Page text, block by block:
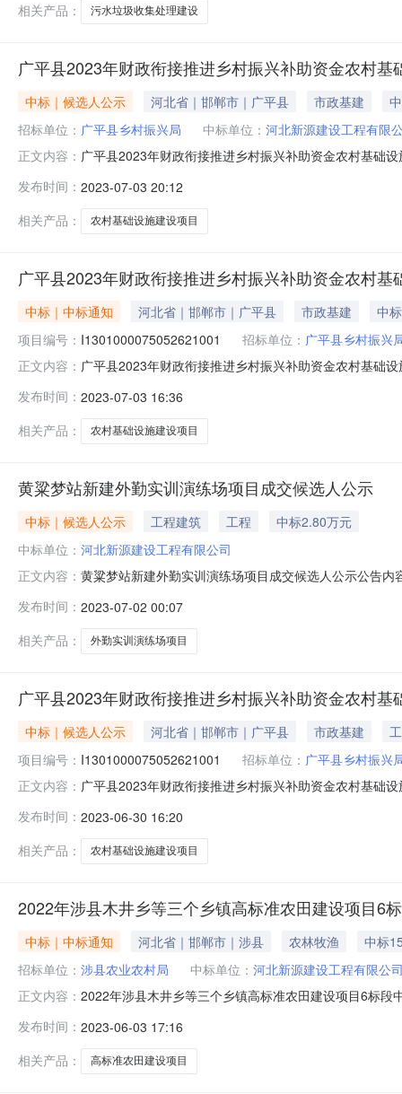
相关产品：
污水垃圾收集处理建设
广平县2023年财政衔接推进乡村振兴补助资金农村基
中标｜候选人公示 河北省｜邯郸市｜广平县 市政基建
招标单位： 广平县乡村振兴局 中标单位： 河北新源建设工程有限
正文内容： 广平县2023年财政衔接推进乡村振兴补助资金农村基础
人：广平县乡村振兴局联系人：**泽联系电话：0310-
190319
发布时间： 2023-07-03 20:12
相关产品：
农村基础设施建设项目
广平县2023年财政衔接推进乡村振兴补助资金农村基
中标｜中标通知 河北省｜邯郸市｜广平县 市政基建
中
项目编号： I1301000075052621001 招标单位： 广平县乡村振兴
正文内容： 广平县2023年财政衔接推进乡村振兴补助资金农村基础
设项目六标段其它说明/公告内容广平县2023年财政衔接
4669346.01元(
发布时间： 2023-07-03 16:36
相关产品：
农村基础设施建设项目
黄粱梦站新建外勤实训演练场项目成交候选人公示
中标｜候选人公示 工程建筑 工程
中标2.80万元
中标单位： 河北新源建设工程有限公司
正文内容： 黄粱梦站新建外勤实训演练场项目成交候选人公示公告
7月2日～2023年7月6日公示期满后，如无异议，根据国
发布时间： 2023-07-02 00:07
相关产品：
外勤实训演练场项目
广平县2023年财政衔接推进乡村振兴补助资金农村
中标｜候选人公示 河北省｜邯郸市｜广平县 市政基建
项目编号： I1301000075052621001 招标单位： 广平县乡村振兴
正文内容： 广平县2023年财政衔接推进乡村振兴补助资金农村基础
县2023年财政衔接推进乡村振兴补助资金农村基础设施
发布时间： 2023-06-30 16:20
相关产品：
农村基础设施建设项目
2022年涉县木井乡等三个乡镇高标准农田建设项目6
中标｜中标通知 河北省｜邯郸市｜涉县 农林牧渔
中标
招标单位： 涉县农业农村局 中标单位： 河北新源建设工程有限公
正文内容： 2022年涉县木井乡等三个乡镇高标准农田建设项目6标
发布时间： 2023-06-03 17:16
相关产品：
高标准农田建设项目